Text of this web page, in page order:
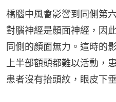
橋腦中風會影響到同側第
對腦神經是顏面神經，因
同側的顏面無力。這時的
上半部額頭都難以活動，
患者沒有抬頭紋，眼皮下